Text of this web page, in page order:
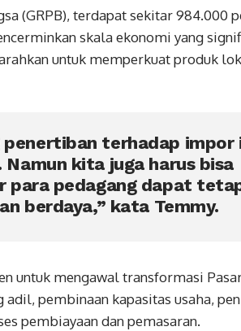
(GRPB), terdapat sekitar 984.000
skala ekonomi yang
untuk memperkuat produk
terhadap impor
kita juga harus bisa
para pedagang dapat
berdaya,” kata Temmy.
untuk mengawal transformasi
pembinaan kapasitas usaha,
pembiayaan dan pemasaran.